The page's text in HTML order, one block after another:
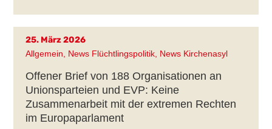
25. März 2026
Allgemein News Flüchtlingspolitik News Kirchenasyl
Offener Brief von 188 Organisationen an
Unionsparteien und EVP: Keine
Zusammenarbeit mit der extremen Rechten
im Europaparlament